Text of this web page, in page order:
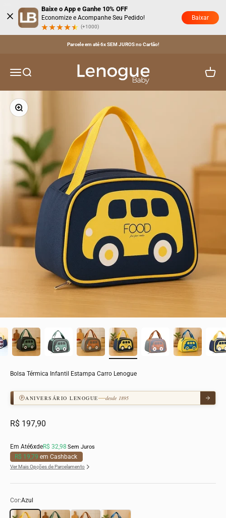
Baixe o App e Ganhe 10% OFF
Economize e Acompanhe Seu Pedido!
(+1000)
Baixar
Parcele em até 6x SEM JUROS no Cartão!
MenuBuscar
Lenogue Baby
Zoom na imagem
Bolsa Térmica Infantil Estampa Carro Lenogue
ANIVERSÁRIO LENOGUE desde 1895
5% A 10% OFF comprando de 3 a 5 produtos
Preço promocional
R$ 197,90
Em Até6xdeR$ 32,98 Sem Juros
R$ 19,79 em Cashback
Ver Mais Opções de Parcelamento
Cor:Azul
Azul
Preto Cinza Amarelo